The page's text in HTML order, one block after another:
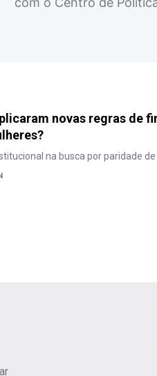
novas regras de
na busca por paridade